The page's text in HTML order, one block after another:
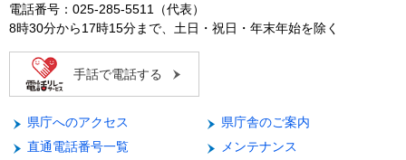
電話番号：025-285-5511（代表）
8時30分から17時15分まで、土日・祝日・年末年始を除く
手話で電話する
県庁へのアクセス
県庁舎のご案内
直通電話番号一覧
メンテナンス